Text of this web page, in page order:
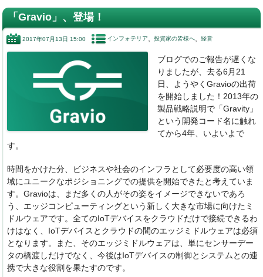
c
e
b
o
o
k
e
dI
n
e
e
n
a
「Gravio」、登場！
2017年07月13日 15:00 インフォテリア 投資家の皆様へ 経営
ブログでのご報告が遅くな
りましたが、去る6月21
日、ようやくGravioの出荷
を開始しました！2013年の
製品戦略説明で「Gravity」
という開発コード名に触れ
てから4年、いよいよで
す。
時間をかけた分、ビジネスや社会のインフラとして必要度の高い領
域にユニークなポジショニングでの提供を開始できたと考えていま
す。Gravioは、まだ多くの人がその姿をイメージできないであろ
う、エッジコンピューティングという新しく大きな市場に向けたミ
ドルウェアです。全てのIoTデバイスをクラウドだけで接続できるわ
けはなく、IoTデバイスとクラウドの間のエッジミドルウェアは必須
となります。また、そのエッジミドルウェアは、単にセンサーデー
タの橋渡しだけでなく、今後はIoTデバイスの制御とシステムとの連
携で大きな役割を果たすのです。